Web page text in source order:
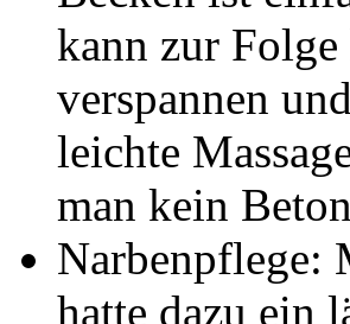
kann zur Folge
verspannen
leichte
man kein
Narbenpflege:
hatte dazu ein